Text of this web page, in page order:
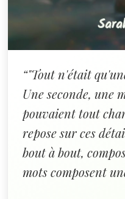
“"Tout n'était
Une seconde, une
pouvaient tout
repose sur ces
bout à bout,
mots composent